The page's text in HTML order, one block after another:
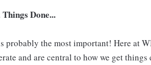
Done...
probably the most important! Here at
and are central to how we get